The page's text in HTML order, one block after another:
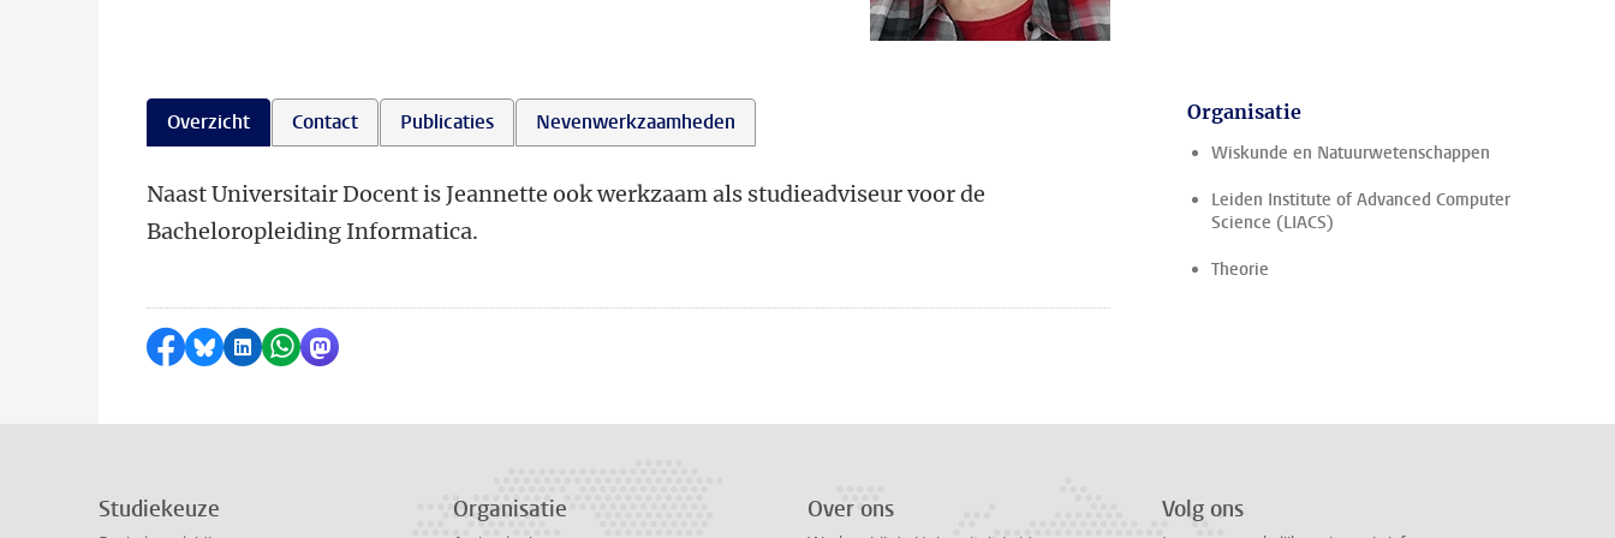
Overzicht Contact Publicaties Nevenwerkzaamheden
Naast Universitair Docent is Jeannette ook werkzaam als studieadviseur voor de
Bacheloropleiding Informatica.
Delen op Facebook
Delen via Bluesky
Delen op LinkedIn
Delen via WhatsApp
Delen via Mastodon
Organisatie
Wiskunde en Natuurwetenschappen
Leiden Institute of Advanced Computer
Science (LIACS)
Theorie
Studiekeuze Organisatie Over ons Volg ons